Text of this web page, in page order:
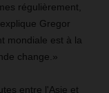
régulièrement,
Gregor
mondiale est à la
change.»
entre l'Asie et